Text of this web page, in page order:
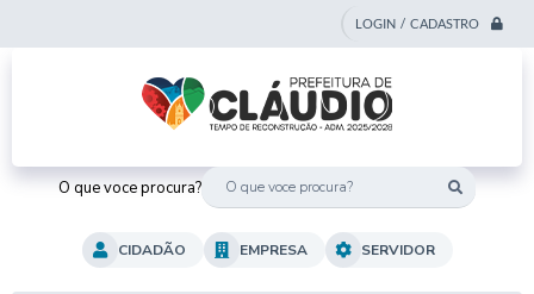
LOGIN / CADASTRO
O que voce procura?
CIDADÃO EMPRESA SERVIDOR